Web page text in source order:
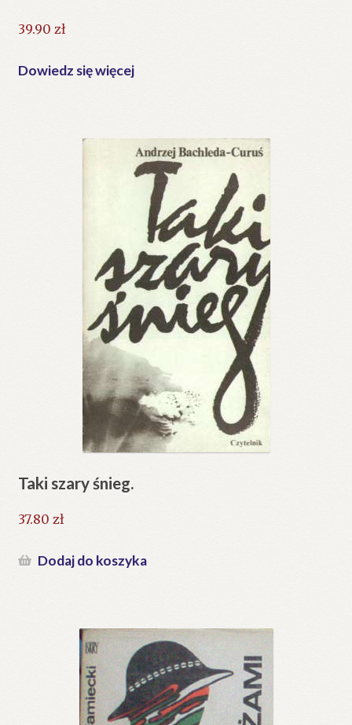
39.90 zł
Dowiedz się więcej
Taki szary śnieg.
37.80 zł
Dodaj do koszyka